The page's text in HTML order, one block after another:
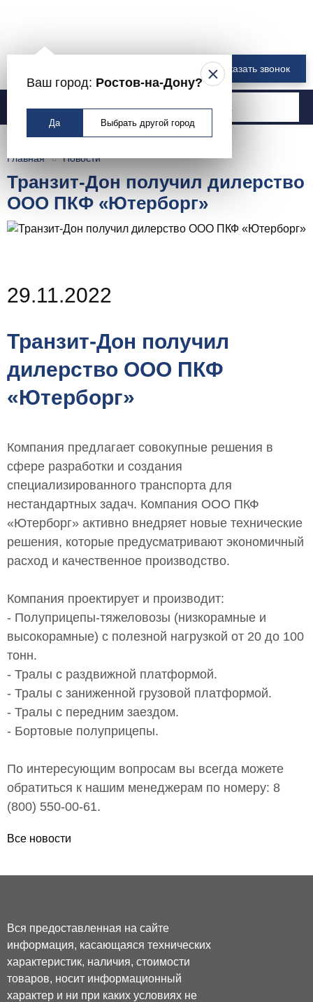
Ваш город: Ростов-на-Дону?
Да Выбрать другой город
Заказать звонок
Москва
Главная Новости
Транзит-Дон получил дилерство
ООО ПКФ «Ютерборг»
29.11.2022
Транзит-Дон получил
дилерство ООО ПКФ
«Ютерборг»
Компания предлагает совокупные решения в
сфере разработки и создания
специализированного транспорта для
нестандартных задач. Компания ООО ПКФ
«Ютерборг» активно внедряет новые технические
решения, которые предусматривают экономичный
расход и качественное производство.
Компания проектирует и производит:
- Полуприцепы-тяжеловозы (низкорамные и
высокорамные) с полезной нагрузкой от 20 до 100
тонн.
- Тралы с раздвижной платформой.
- Тралы с заниженной грузовой платформой.
- Тралы с передним заездом.
- Бортовые полуприцепы.
По интересующим вопросам вы всегда можете
обратиться к нашим менеджерам по номеру: 8
(800) 550-00-61.
Все новости
Вся предоставленная на сайте
информация, касающаяся технических
характеристик, наличия, стоимости
товаров, носит информационный
характер и ни при каких условиях не